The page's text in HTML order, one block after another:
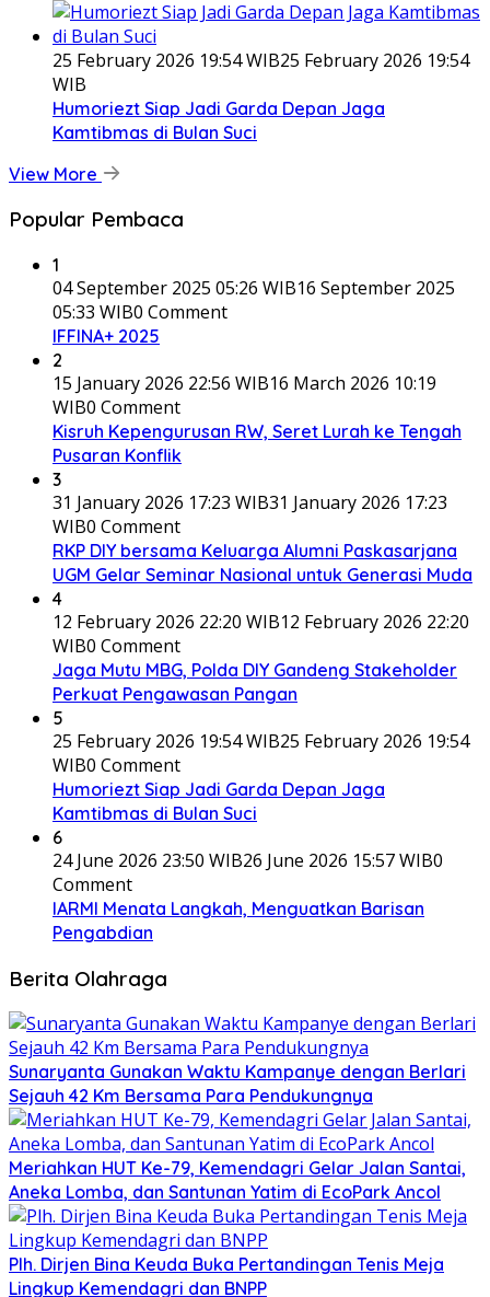
25 February 2026 19:54 WIB25 February 2026 19:54
WIB
Humoriezt Siap Jadi Garda Depan Jaga
Kamtibmas di Bulan Suci
View More
Popular Pembaca
1
04 September 2025 05:26 WIB16 September 2025
05:33 WIB0 Comment
IFFINA+ 2025
2
15 January 2026 22:56 WIB16 March 2026 10:19
WIB0 Comment
Kisruh Kepengurusan RW, Seret Lurah ke Tengah
Pusaran Konflik
3
31 January 2026 17:23 WIB31 January 2026 17:23
WIB0 Comment
RKP DIY bersama Keluarga Alumni Paskasarjana
UGM Gelar Seminar Nasional untuk Generasi Muda
4
12 February 2026 22:20 WIB12 February 2026 22:20
WIB0 Comment
Jaga Mutu MBG, Polda DIY Gandeng Stakeholder
Perkuat Pengawasan Pangan
5
25 February 2026 19:54 WIB25 February 2026 19:54
WIB0 Comment
Humoriezt Siap Jadi Garda Depan Jaga
Kamtibmas di Bulan Suci
6
24 June 2026 23:50 WIB26 June 2026 15:57 WIB0
Comment
IARMI Menata Langkah, Menguatkan Barisan
Pengabdian
Berita Olahraga
Sunaryanta Gunakan Waktu Kampanye dengan Berlari
Sejauh 42 Km Bersama Para Pendukungnya
Meriahkan HUT Ke-79, Kemendagri Gelar Jalan Santai,
Aneka Lomba, dan Santunan Yatim di EcoPark Ancol
Plh. Dirjen Bina Keuda Buka Pertandingan Tenis Meja
Lingkup Kemendagri dan BNPP